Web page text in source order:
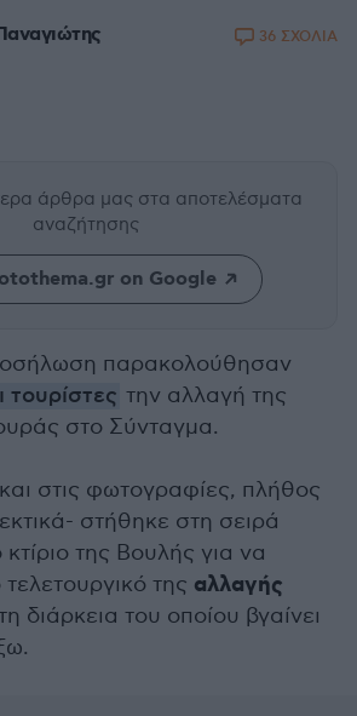
36 ΣΧΟΛΙΑ
άρθρα μας στα αποτελέσματα
αναζήτησης
on Google
παρακολούθησαν
τουρίστες την αλλαγή της
στο Σύνταγμα.
στις φωτογραφίες, πλήθος
στήθηκε στη σειρά
της Βουλής για να
της αλλαγής
διάρκεια του οποίου βγαίνει